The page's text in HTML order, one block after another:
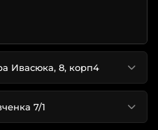
Ивасюка, 8, корп4
7/1